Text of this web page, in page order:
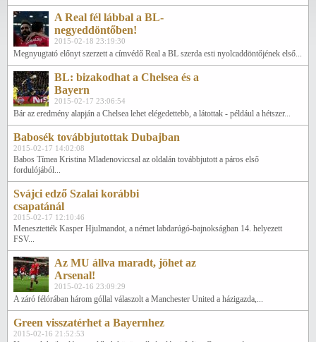
A Real fél lábbal a BL-
negyeddöntőben!
2015-02-18 23:19:30
Megnyugtató előnyt szerzett a címvédő Real a BL szerda esti nyolcaddöntőjének első...
BL: bizakodhat a Chelsea és a
Bayern
2015-02-17 23:06:54
Bár az eredmény alapján a Chelsea lehet elégedettebb, a látottak - például a hétszer...
Babosék továbbjutottak Dubajban
2015-02-17 14:02:08
Babos Tímea Kristina Mladenoviccsal az oldalán továbbjutott a páros első
fordulójából...
Svájci edző Szalai korábbi
csapatánál
2015-02-17 12:10:46
Menesztették Kasper Hjulmandot, a német labdarúgó-bajnokságban 14. helyezett
FSV...
Az MU állva maradt, jöhet az
Arsenal!
2015-02-16 23:09:29
A záró félórában három góllal válaszolt a Manchester United a házigazda,...
Green visszatérhet a Bayernhez
2015-02-16 21:52:53